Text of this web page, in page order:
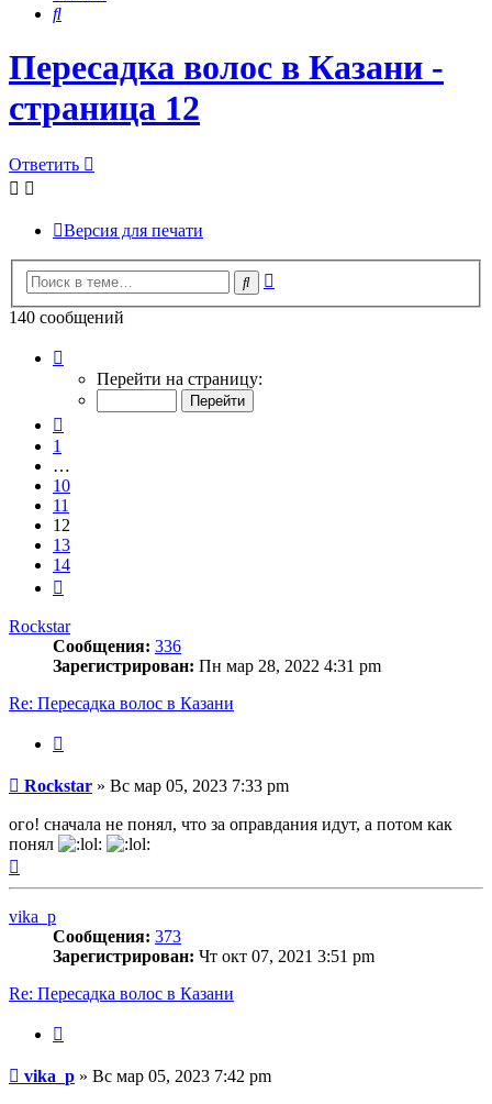
Поиск
Пересадка волос в Казани -
страница 12
Ответить
Версия для печати
Поиск
140 сообщений
12
Перейти на страницу:
1
…
10
11
12
13
14
Rockstar
Сообщения: 336
Зарегистрирован: Пн мар 28, 2022 4:31 pm
Re: Пересадка волос в Казани
Сообщение
Rockstar » Вс мар 05, 2023 7:33 pm
ого! сначала не понял, что за оправдания идут, а потом как
понял
vika_p
Сообщения: 373
Зарегистрирован: Чт окт 07, 2021 3:51 pm
Re: Пересадка волос в Казани
Сообщение
vika_p » Вс мар 05, 2023 7:42 pm